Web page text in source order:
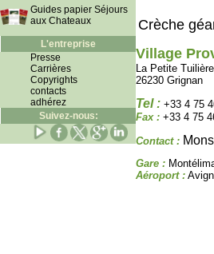
Guides papier Séjours
aux Chateaux
L'entreprise
Presse
Carrières
Copyrights
contacts
adhérez
Suivez-nous:
Crèche
Village
La Petite Tuilière
26230 Grignan
Tel : +33 4 75
Fax : +33 4 75
Contact :
Gare :
Aéroport :